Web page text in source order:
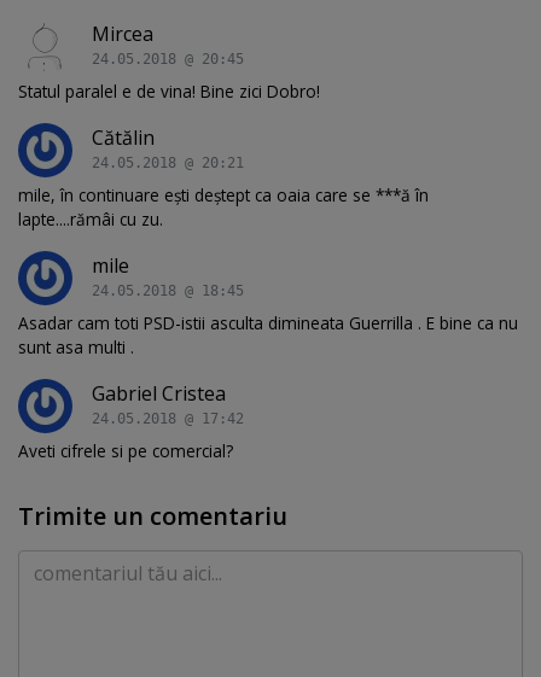
Mircea
24.05.2018 @ 20:45
Statul paralel e de vina! Bine zici Dobro!
Cătălin
24.05.2018 @ 20:21
mile, în continuare ești deștept ca oaia care se ***ă în
lapte....rămâi cu zu.
mile
24.05.2018 @ 18:45
Asadar cam toti PSD-istii asculta dimineata Guerrilla . E bine ca nu
sunt asa multi .
Gabriel Cristea
24.05.2018 @ 17:42
Aveti cifrele si pe comercial?
Trimite un comentariu
Comentariu